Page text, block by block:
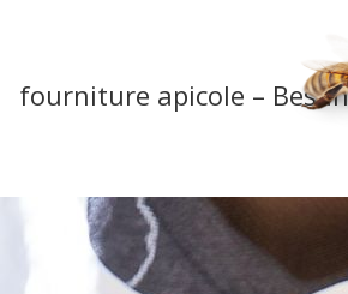
fourniture apicole –